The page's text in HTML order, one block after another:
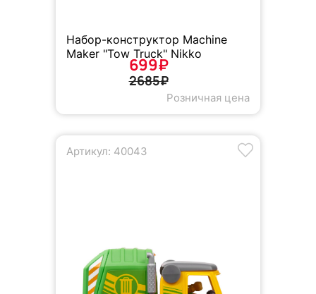
Набор-конструктор Machine
Maker "Tow Truck" Nikko
699₽
2685₽
Розничная цена
Артикул: 40043